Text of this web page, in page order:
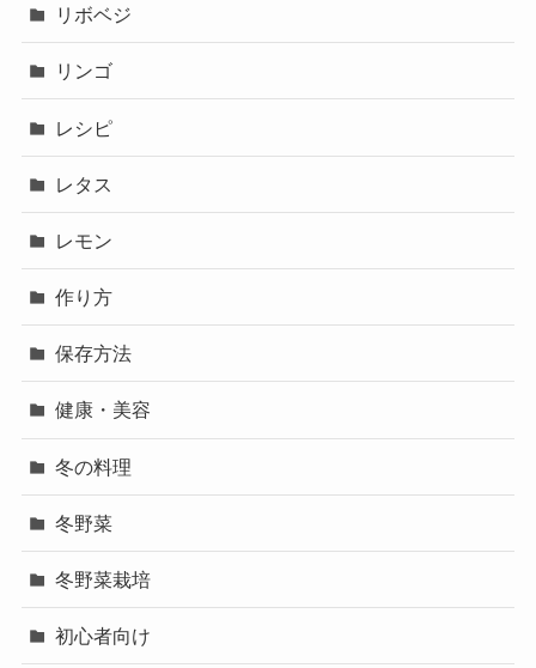
リボベジ
リンゴ
レシピ
レタス
レモン
作り方
保存方法
健康・美容
冬の料理
冬野菜
冬野菜栽培
初心者向け